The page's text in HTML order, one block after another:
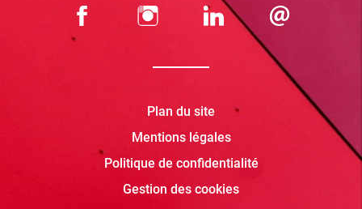
Plan du site
Mentions légales
Politique de confidentialité
Gestion des cookies